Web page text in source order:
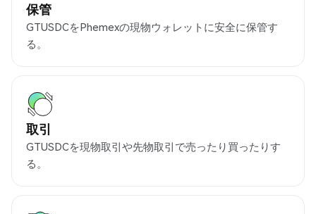
保管
GTUSDCをPhemexの現物ウォレットに安全に保管す
る。
取引
GTUSDCを現物取引や先物取引で売ったり買ったりす
る。